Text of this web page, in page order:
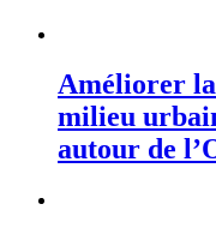
Améliorer
milieu
autour de